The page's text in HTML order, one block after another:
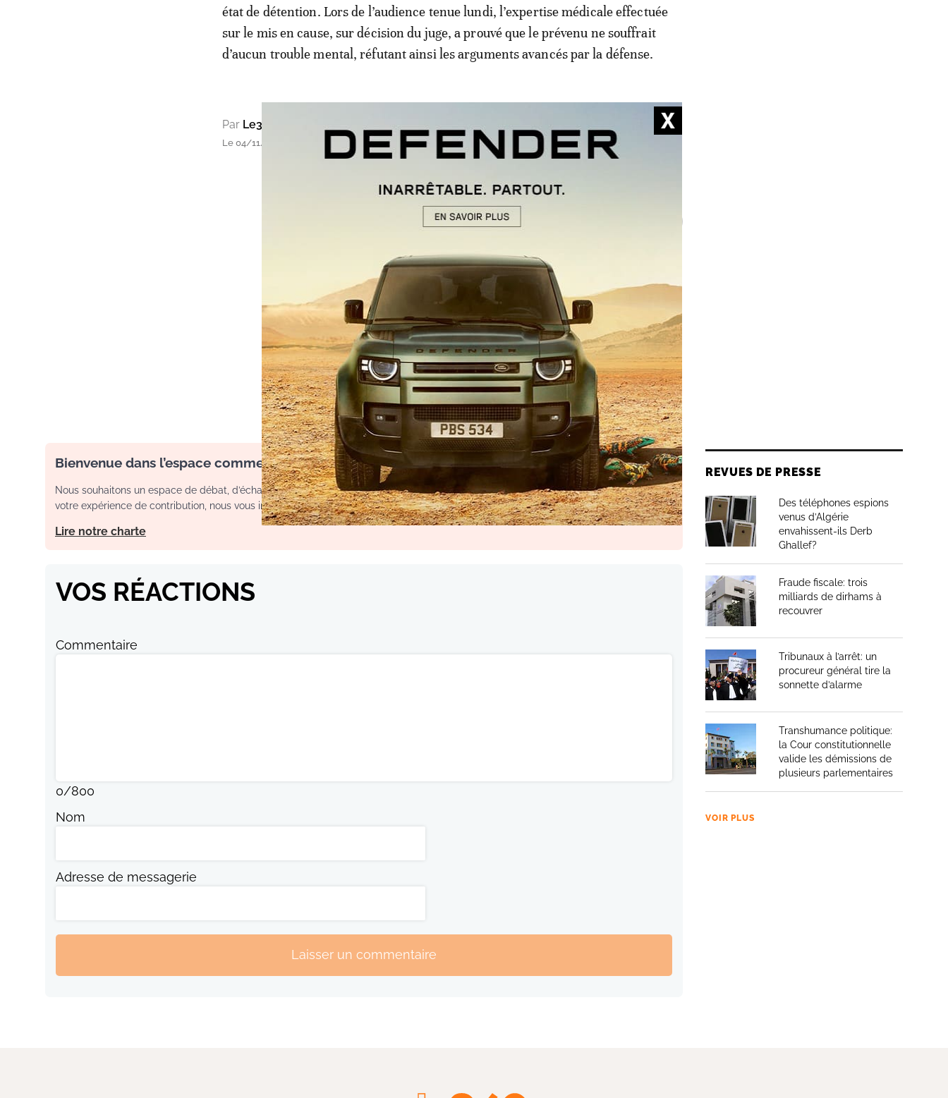
état de détention. Lors de l’audience tenue lundi, l’expertise médicale effectuée
sur le mis en cause, sur décision du juge, a prouvé que le prévenu ne souffrait
d’aucun trouble mental, réfutant ainsi les arguments avancés par la défense.
Par Le360
Le 04/11/2014 à 13h22
Bienvenue dans l’espace commentaire
Nous souhaitons un espace de débat, d’échange et de dialogue. Afin d'améliorer la qualité des échanges sous nos articles, ainsi que
votre expérience de contribution, nous vous invitons à consulter nos règles d’utilisation.
Lire notre charte
VOS RÉACTIONS
Commentaire
0/800
Nom
Adresse de messagerie
Laisser un commentaire
REVUES DE PRESSE
Des téléphones espions
venus d’Algérie
envahissent-ils Derb
Ghallef?
Fraude fiscale: trois
milliards de dirhams à
recouvrer
Tribunaux à l’arrêt: un
procureur général tire la
sonnette d’alarme
Transhumance politique:
la Cour constitutionnelle
valide les démissions de
plusieurs parlementaires
VOIR PLUS